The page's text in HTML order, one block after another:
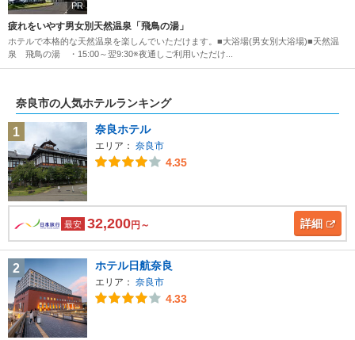
PR
疲れをいやす男女別天然温泉「飛鳥の湯」
ホテルで本格的な天然温泉を楽しんでいただけます。■大浴場(男女別大浴場)■天然温
泉 飛鳥の湯 ・15:00～翌9:30※夜通しご利用いただけ...
奈良市の人気ホテルランキング
1 奈良ホテル
エリア： 奈良市
4.35
最安 32,200円～ 詳細
2 ホテル日航奈良
エリア： 奈良市
4.33